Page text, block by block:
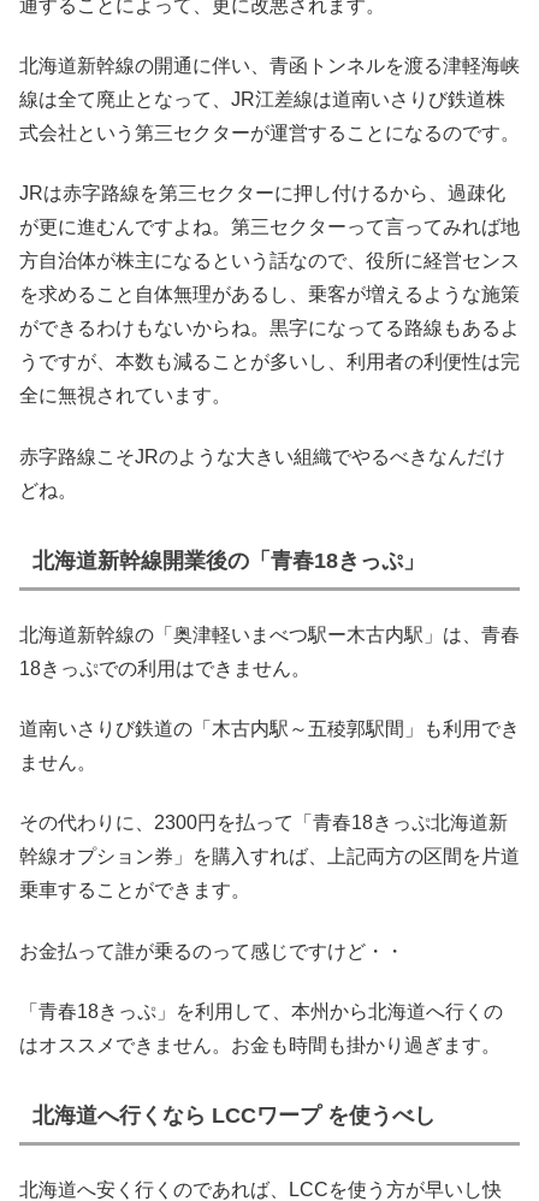
通することによって、更に改悪されます。
北海道新幹線の開通に伴い、青函トンネルを渡る津軽海峡
線は全て廃止となって、JR江差線は道南いさりび鉄道株
式会社という第三セクターが運営することになるのです。
JRは赤字路線を第三セクターに押し付けるから、過疎化
が更に進むんですよね。第三セクターって言ってみれば地
方自治体が株主になるという話なので、役所に経営センス
を求めること自体無理があるし、乗客が増えるような施策
ができるわけもないからね。黒字になってる路線もあるよ
うですが、本数も減ることが多いし、利用者の利便性は完
全に無視されています。
赤字路線こそJRのような大きい組織でやるべきなんだけ
どね。
北海道新幹線開業後の「青春18きっぷ」
北海道新幹線の「奥津軽いまべつ駅ー木古内駅」は、青春
18きっぷでの利用はできません。
道南いさりび鉄道の「木古内駅～五稜郭駅間」も利用でき
ません。
その代わりに、2300円を払って「青春18きっぷ北海道新
幹線オプション券」を購入すれば、上記両方の区間を片道
乗車することができます。
お金払って誰が乗るのって感じですけど・・
「青春18きっぷ」を利用して、本州から北海道へ行くの
はオススメできません。お金も時間も掛かり過ぎます。
北海道へ行くなら LCCワープ を使うべし
北海道へ安く行くのであれば、LCCを使う方が早いし快